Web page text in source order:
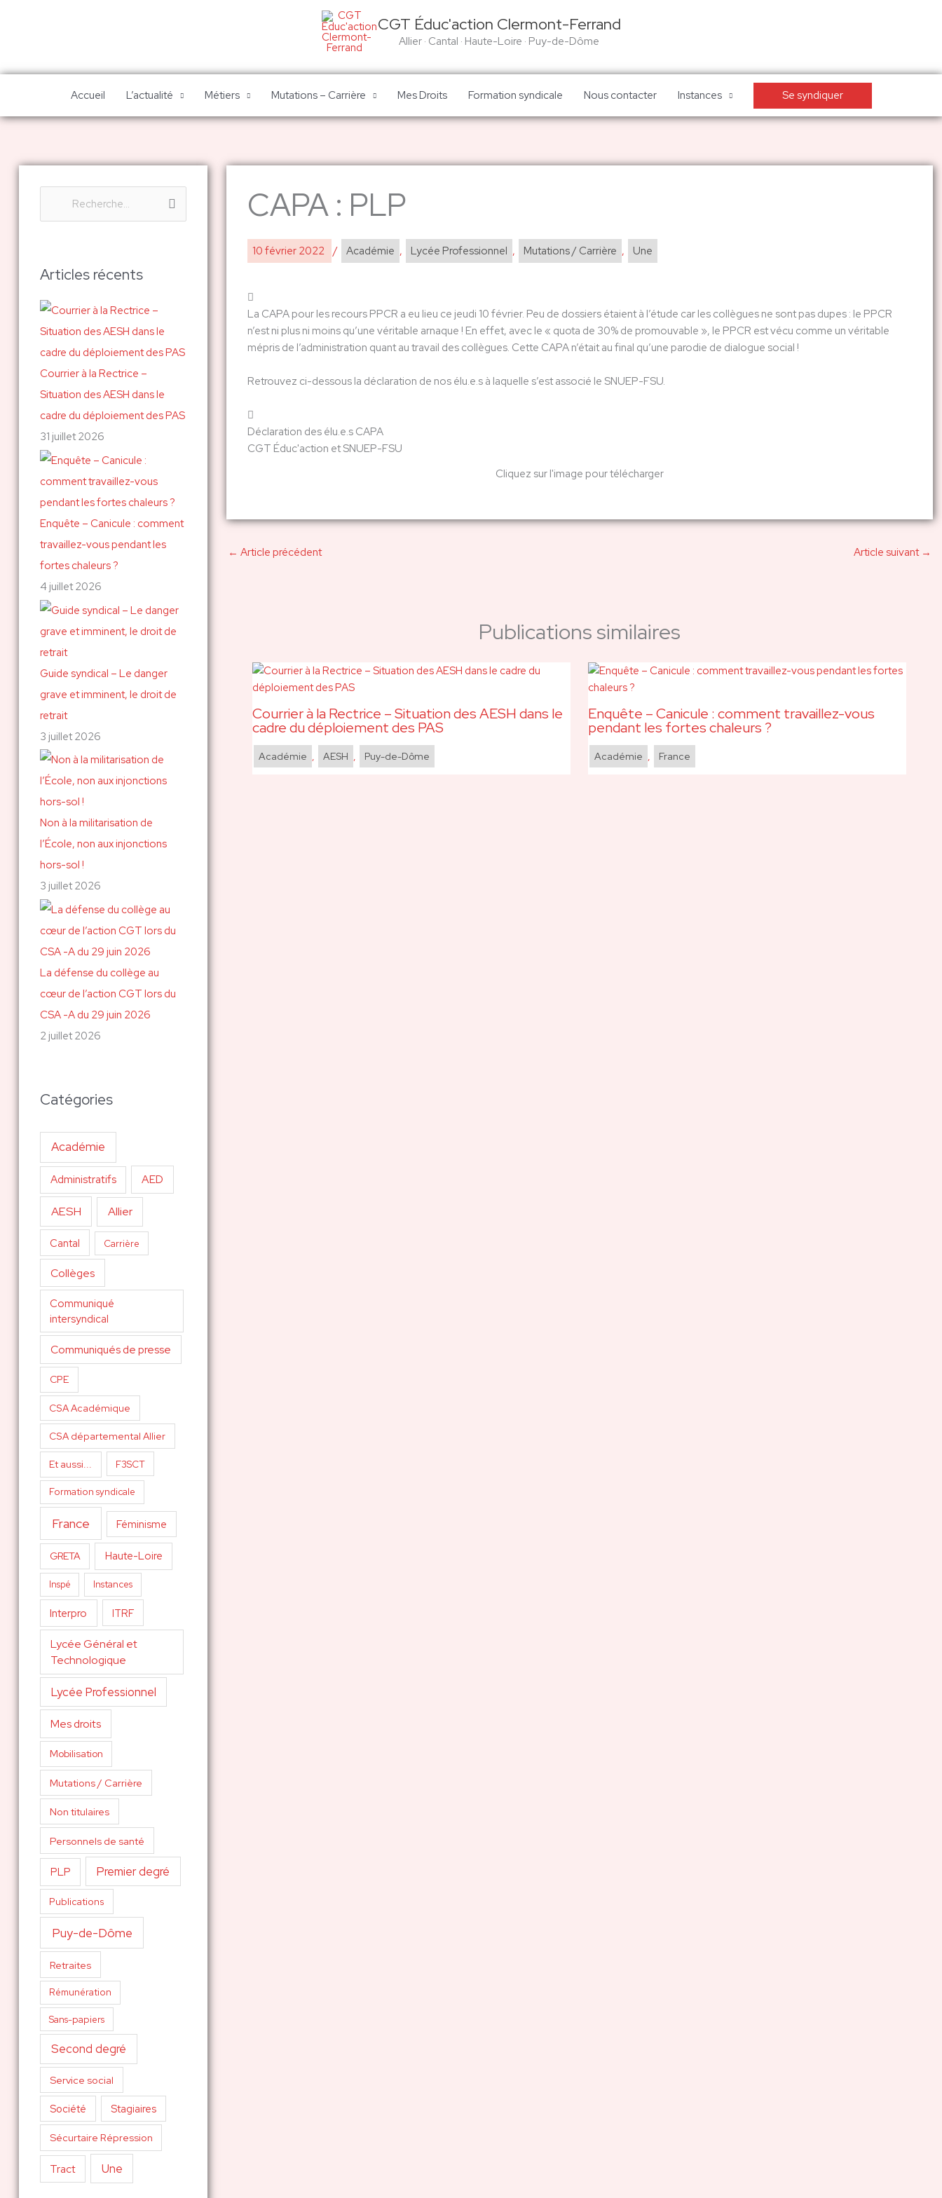
CGT Éduc'action Clermont-Ferrand
Allier · Cantal · Haute-Loire · Puy-de-Dôme
Accueil L’actualité Métiers Mutations – Carrière Mes Droits Formation syndicale Nous contacter Instances Se syndiquer
h
r
c
h
e
r
:
Articles récents
Courrier à la Rectrice –
Situation des AESH dans le
cadre du déploiement des PAS
31 juillet 2026
Enquête – Canicule : comment
travaillez-vous pendant les
fortes chaleurs ?
4 juillet 2026
Guide syndical – Le danger
grave et imminent, le droit de
retrait
3 juillet 2026
Non à la militarisation de
l’École, non aux injonctions
hors-sol !
3 juillet 2026
La défense du collège au
cœur de l’action CGT lors du
CSA -A du 29 juin 2026
2 juillet 2026
Catégories
Académie
Administratifs AED
AESH Allier
Cantal Carrière
Collèges
Communiqué
intersyndical
Communiqués de presse
CPE
CSA Académique
CSA départemental Allier
Et aussi... F3SCT
Formation syndicale
France Féminisme
GRETA Haute-Loire
Inspé Instances
Interpro ITRF
Lycée Général et
Technologique
Lycée Professionnel
Mes droits
Mobilisation
Mutations / Carrière
Non titulaires
Personnels de santé
PLP Premier degré
Publications
Puy-de-Dôme
Retraites
Rémunération
Sans-papiers
Second degré
Service social
Société Stagiaires
Sécurtaire Répression
Tract Une
CAPA : PLP
10 février 2022 / Académie , Lycée Professionnel , Mutations / Carrière , Une
La CAPA pour les recours PPCR a eu lieu ce jeudi 10 février. Peu de dossiers étaient à l’étude car les collègues ne sont pas dupes : le PPCR
n’est ni plus ni moins qu’une véritable arnaque ! En effet, avec le « quota de 30% de promouvable », le PPCR est vécu comme un véritable
mépris de l’administration quant au travail des collègues. Cette CAPA n’était au final qu’une parodie de dialogue social !
Retrouvez ci-dessous la déclaration de nos élu.e.s à laquelle s’est associé le SNUEP-FSU.
Déclaration des élu.e.s CAPA
CGT Éduc'action et SNUEP-FSU
Cliquez sur l'image pour télécharger
← Article précédent Article suivant →
Publications similaires
Courrier à la Rectrice – Situation des AESH dans le
cadre du déploiement des PAS
Académie , AESH , Puy-de-Dôme
Enquête – Canicule : comment travaillez-vous
pendant les fortes chaleurs ?
Académie , France